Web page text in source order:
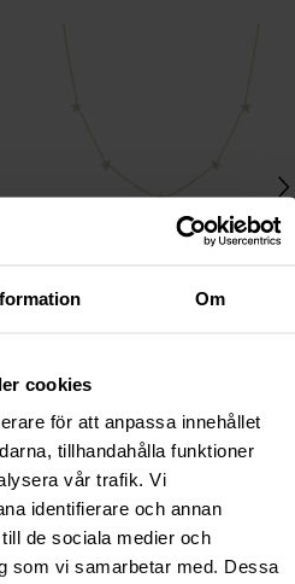
Om
cookies
för att anpassa innehållet
tillhandahålla funktioner
vår trafik. Vi
identifierare och annan
de sociala medier och
som vi samarbetar med. Dessa
Ellie Gold Necklace
Pris
799 kr